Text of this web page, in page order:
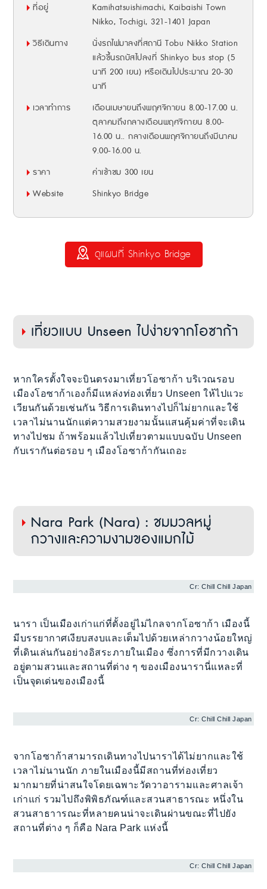
ที่อยู่
Kamihatsuishimachi, Kaibaishi Town
Nikko, Tochigi, 321-1401 Japan
วิธีเดินทาง
นั่งรถไฟมาลงที่สถานี Tobu Nikko Station
แล้วขึ้นรถบัสไปลงที่ Shinkyo bus stop (5
นาที 200 เยน) หรือเดินไปประมาณ 20-30
นาที
เวลาทำการ
เดือนเมษายนถึงพฤศจิกายน 8.00-17.00 น.
ตุลาคมถึงกลางเดือนพฤศจิกายน 8.00-
16.00 น.. กลางเดือนพฤศจิกายนถึงมีนาคม
9.00-16.00 น.
ราคา
ค่าเข้าชม 300 เยน
Website
Shinkyo Bridge
ดูแผนที่ Shinkyo Bridge
เที่ยวแบบ Unseen ไปง่ายจากโอซาก้า
หากใครตั้งใจจะบินตรงมาเที่ยวโอซาก้า บริเวณรอบ
เมืองโอซาก้าเองก็มีแหล่งท่องเที่ยว Unseen ให้ไปแวะ
เวียนกันด้วยเช่นกัน วิธีการเดินทางไปก็ไม่ยากและใช้
เวลาไม่นานนักแต่ความสวยงามนั้นแสนคุ้มค่าที่จะเดิน
ทางไปชม ถ้าพร้อมแล้วไปเที่ยวตามแบบฉบับ Unseen
กับเรากันต่อรอบ ๆ เมืองโอซาก้ากันเถอะ
Nara Park (Nara) : ชมมวลหมู่
กวางและความงามของแมกไม้
Cr: Chill Chill Japan
นารา เป็นเมืองเก่าแก่ที่ตั้งอยู่ไม่ไกลจากโอซาก้า เมืองนี้
มีบรรยากาศเงียบสงบและเต็มไปด้วยเหล่ากวางน้อยใหญ่
ที่เดินเล่นกันอย่างอิสระภายในเมือง ซึ่งการที่มีกวางเดิน
อยู่ตามสวนและสถานที่ต่าง ๆ ของเมืองนารานี่แหละที่
เป็นจุดเด่นของเมืองนี้
Cr: Chill Chill Japan
จากโอซาก้าสามารถเดินทางไปนาราได้ไม่ยากและใช้
เวลาไม่นานนัก ภายในเมืองนี้มีสถานที่ท่องเที่ยว
มากมายที่น่าสนใจโดยเฉพาะวัดวาอารามและศาลเจ้า
เก่าแก่ รวมไปถึงพิพิธภัณฑ์และสวนสาธารณะ หนึ่งใน
สวนสาธาารณะที่หลายคนน่าจะเดินผ่านขณะที่ไปยัง
สถานที่ต่าง ๆ ก็คือ Nara Park แห่งนี้
Cr: Chill Chill Japan